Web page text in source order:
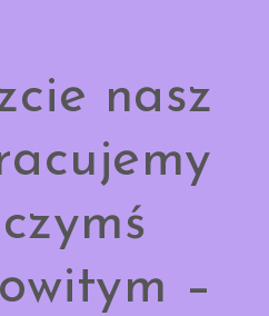
nasz
–